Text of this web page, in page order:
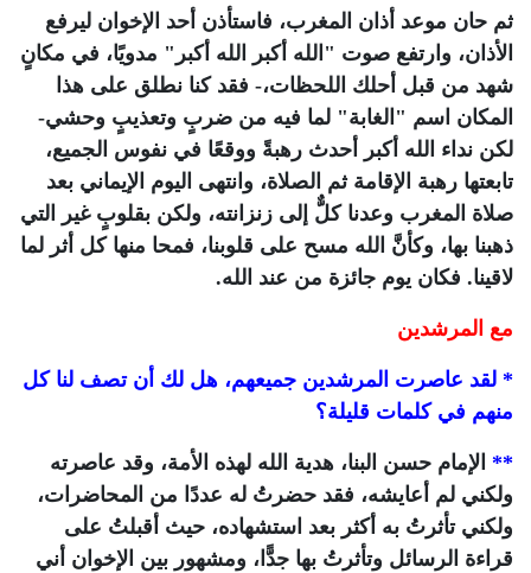
ثم حان موعد أذان المغرب، فاستأذن أحد الإخوان ليرفع
الأذان، وارتفع صوت "الله أكبر الله أكبر" مدويًا، في مكانٍ
شهد من قبل أحلك اللحظات،- فقد كنا نطلق على هذا
المكان اسم "الغابة" لما فيه من ضربٍ وتعذيبٍ وحشي-
لكن نداء الله أكبر أحدث رهبةً ووقعًا في نفوس الجميع،
تابعتها رهبة الإقامة ثم الصلاة، وانتهى اليوم الإيماني بعد
صلاة المغرب وعدنا كلٌّ إلى زنزانته، ولكن بقلوبٍ غير التي
ذهبنا بها، وكأنَّ الله مسح على قلوبنا، فمحا منها كل أثر لما
لاقينا. فكان يوم جائزة من عند الله.
مع المرشدين
* لقد عاصرت المرشدين جميعهم، هل لك أن تصف لنا كل
منهم في كلمات قليلة؟
** الإمام حسن البنا، هدية الله لهذه الأمة، وقد عاصرته
ولكني لم أعايشه، فقد حضرتُ له عددًا من المحاضرات،
ولكني تأثرتُ به أكثر بعد استشهاده، حيث أقبلتُ على
قراءة الرسائل وتأثرتُ بها جدًّا، ومشهور بين الإخوان أني